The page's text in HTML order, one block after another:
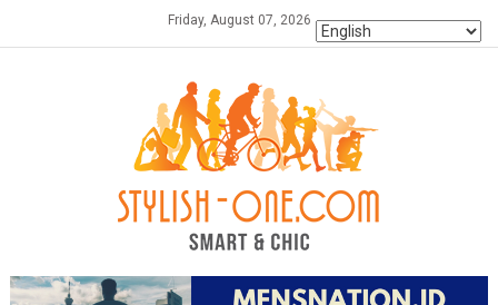
Friday, August 07, 2026